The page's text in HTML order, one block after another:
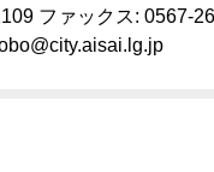
ファックス: 0567-